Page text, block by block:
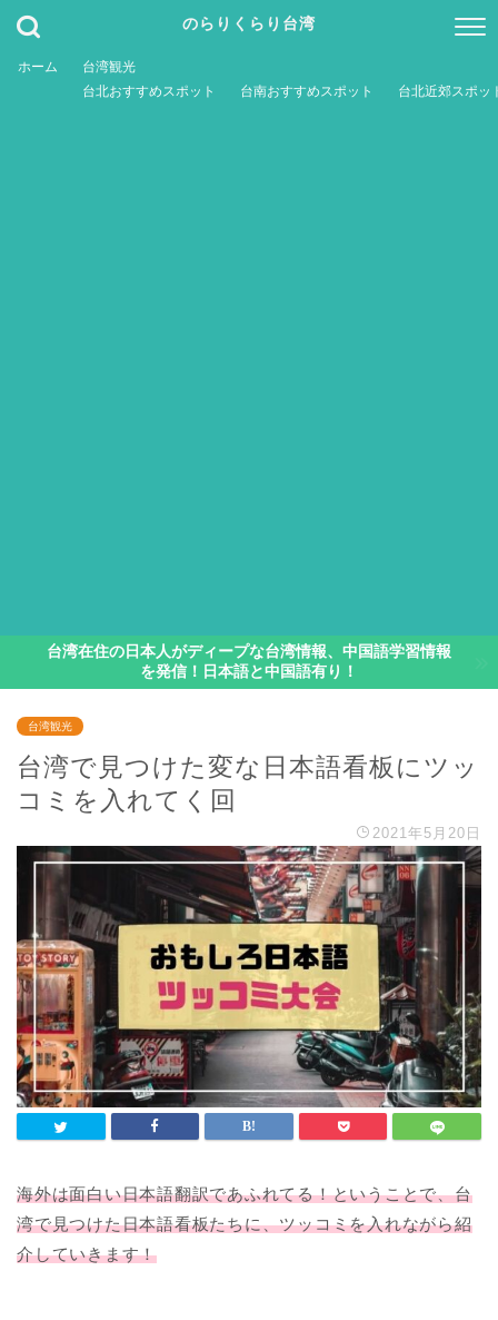
のらりくらり台湾
ホーム
台湾観光
台北おすすめスポット
台南おすすめスポット 台北近郊スポッ
台湾在住の日本人がディープな台湾情報、中国語学習情報
を発信！日本語と中国語有り！
台湾観光
台湾で見つけた変な日本語看板にツッ
コミを入れてく回
2021年5月20日
海外は面白い日本語翻訳であふれてる！ということで、台
湾で見つけた日本語看板たちに、ツッコミを入れながら紹
介していきます！